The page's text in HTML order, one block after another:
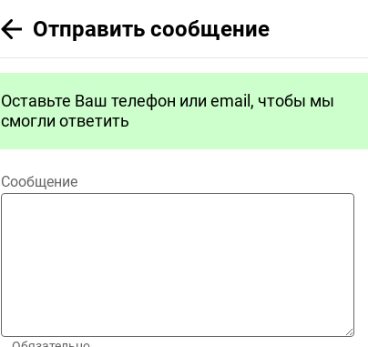
Отправить сообщение
Оставьте Ваш телефон или email, чтобы мы
смогли ответить
Сообщение